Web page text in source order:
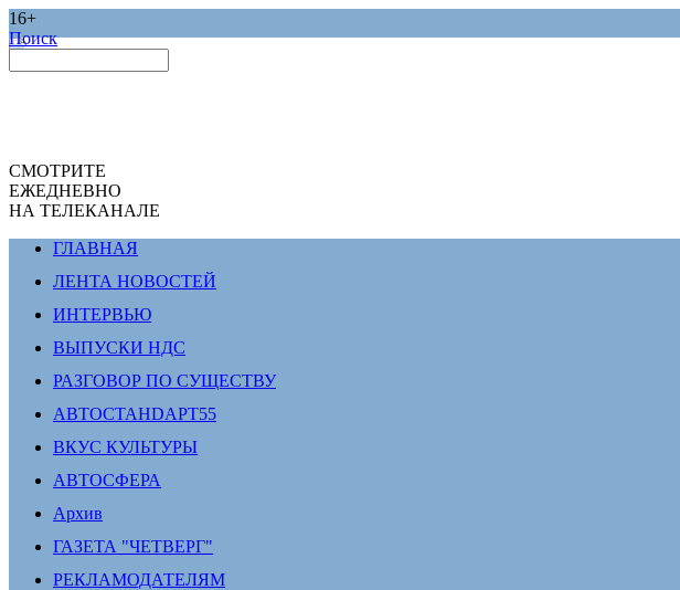
16+
Поиск
СМОТРИТЕ
ЕЖЕДНЕВНО
НА ТЕЛЕКАНАЛЕ
ГЛАВНАЯ
ЛЕНТА НОВОСТЕЙ
ИНТЕРВЬЮ
ВЫПУСКИ НДС
РАЗГОВОР ПО СУЩЕСТВУ
АВТОСТАНDАРТ55
ВКУС КУЛЬТУРЫ
АВТОСФЕРА
Архив
ГАЗЕТА "ЧЕТВЕРГ"
РЕКЛАМОДАТЕЛЯМ